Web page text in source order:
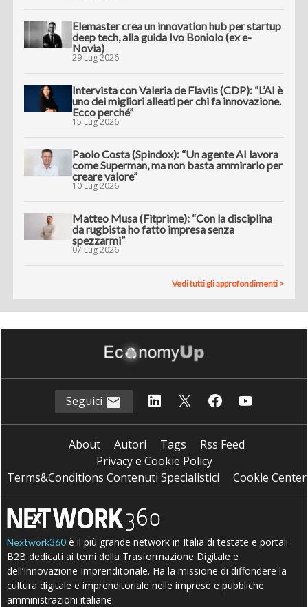
Elemaster crea un innovation hub per startup
deep tech, alla guida Ivo Boniolo (ex e-
Novia)
29 Lug 2026
Intervista con Valeria de Flaviis (CDP): “L’AI è
uno dei migliori alleati per chi fa innovazione.
Ecco perché”
15 Lug 2026
Paolo Costa (Spindox): “Un agente AI lavora
come Superman, ma non basta ammirarlo per
creare valore”
10 Lug 2026
Matteo Musa (Fitprime): “Con la disciplina
da rugbista ho fatto impresa senza
spezzarmi”
07 Lug 2026
Vedi tutti gli approfondimenti >
Seguici
About Autori Tags
Rss Feed
Privacy e Cookie Policy
Terms&Conditions Contenuti Specialistici
Cookie Center
Nextwork360 è il più grande network in Italia di testate e portali
B2B dedicati ai temi della Trasformazione Digitale e
dell’Innovazione Imprenditoriale. Ha la missione di diffondere la
cultura digitale e imprenditoriale nelle imprese e pubbliche
amministrazioni italiane.